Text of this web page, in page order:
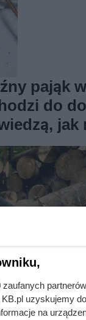
pająk
do
jak
uzyskujemy
na